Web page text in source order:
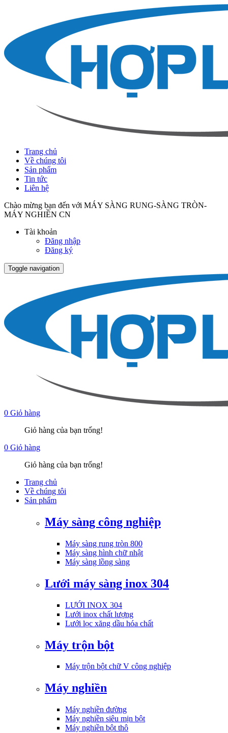
Trang chủ
Về chúng tôi
Sản phẩm
Tin tức
Liên hệ
Chào mừng bạn đến với MÁY SÀNG RUNG-SÀNG TRÒN-
MÁY NGHIỀN CN
Tài khoản
Đăng nhập
Đăng ký
Toggle navigation
0 Giỏ hàng
Giỏ hàng của bạn trống!
0 Giỏ hàng
Giỏ hàng của bạn trống!
Trang chủ
Về chúng tôi
Sản phẩm
Máy sàng công nghiệp
Máy sàng rung tròn 800
Máy sàng hình chữ nhật
Máy sàng lồng sàng
Lưới máy sàng inox 304
LƯỚI INOX 304
Lưới inox chất lượng
Lưới lọc xăng dầu hóa chất
Máy trộn bột
Máy trộn bột chữ V công nghiệp
Máy nghiền
Máy nghiền đường
Máy nghiền siêu mịn bột
Máy nghiền bột thô